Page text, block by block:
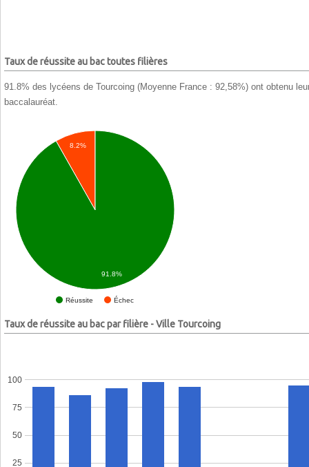
Taux de réussite au bac toutes filières
91.8% des lycéens de Tourcoing (Moyenne France : 92,58%) ont obtenu
baccalauréat.
Réussite Échec
8.2%
91.8%
Taux de réussite au bac par filière - Ville Tourcoing
25
50
75
100